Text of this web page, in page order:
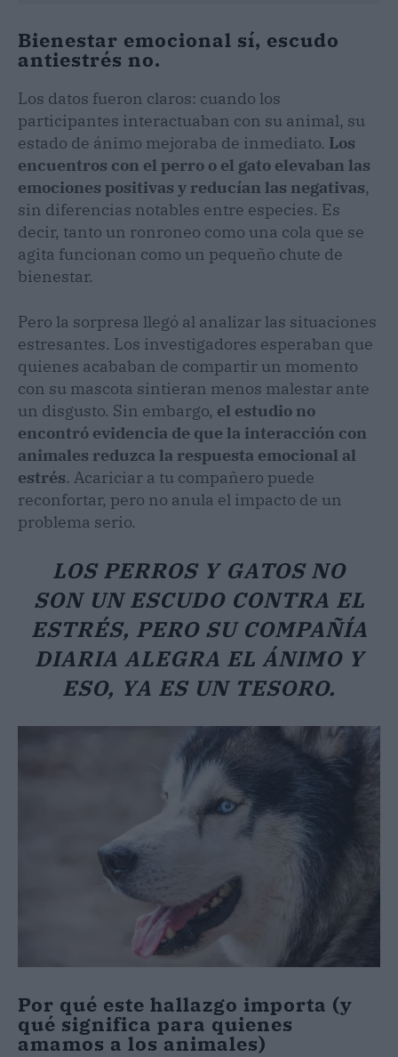
Bienestar emocional sí, escudo
antiestrés no.
Los datos fueron claros: cuando los
participantes interactuaban con su animal, su
estado de ánimo mejoraba de inmediato. Los
encuentros con el perro o el gato elevaban las
emociones positivas y reducían las negativas,
sin diferencias notables entre especies. Es
decir, tanto un ronroneo como una cola que se
agita funcionan como un pequeño chute de
bienestar.
Pero la sorpresa llegó al analizar las situaciones
estresantes. Los investigadores esperaban que
quienes acababan de compartir un momento
con su mascota sintieran menos malestar ante
un disgusto. Sin embargo, el estudio no
encontró evidencia de que la interacción con
animales reduzca la respuesta emocional al
estrés. Acariciar a tu compañero puede
reconfortar, pero no anula el impacto de un
problema serio.
LOS PERROS Y GATOS NO
SON UN ESCUDO CONTRA EL
ESTRÉS, PERO SU COMPAÑÍA
DIARIA ALEGRA EL ÁNIMO Y
ESO, YA ES UN TESORO.
Por qué este hallazgo importa (y
qué significa para quienes
amamos a los animales)